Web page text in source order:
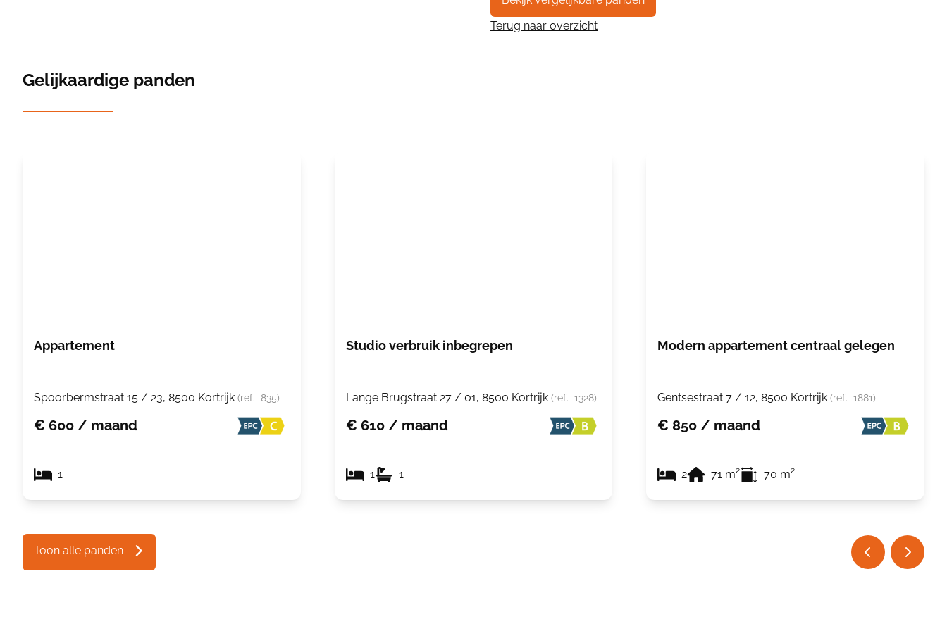
Terug naar overzicht
Gelijkaardige panden
Appartement
Spoorbermstraat 15 / 23, 8500 Kortrijk (ref. 835)
€ 600 / maand
1
Studio verbruik inbegrepen
Lange Brugstraat 27 / 01, 8500 Kortrijk (ref. 1328)
€ 610 / maand
1 1
Modern appartement centraal gelegen
Gentsestraat 7 / 12, 8500 Kortrijk (ref. 1881)
€ 850 / maand
2 71 m² 70 m²
Toon alle panden